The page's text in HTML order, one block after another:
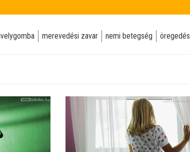
merevedési zavar nemi betegség öregedés